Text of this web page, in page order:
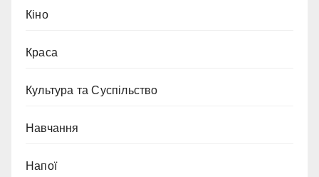
Кіно
Краса
Культура та Суспільство
Навчання
Напої